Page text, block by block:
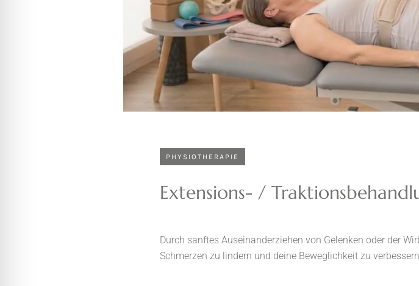
PHYSIOTHERAPIE
Extensions- /
Durch sanftes Auseinanderziehen von Gelenken oder der
Schmerzen zu lindern und deine Beweglichkeit zu